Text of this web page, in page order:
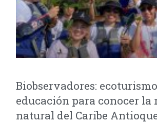
Biobservadores:
educación para conocer la
natural del Caribe